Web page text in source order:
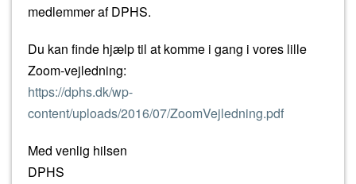
medlemmer af DPHS.
Du kan finde hjælp til at komme i gang i vores lille
Zoom-vejledning:
https://dphs.dk/wp-
content/uploads/2016/07/ZoomVejledning.pdf
Med venlig hilsen
DPHS